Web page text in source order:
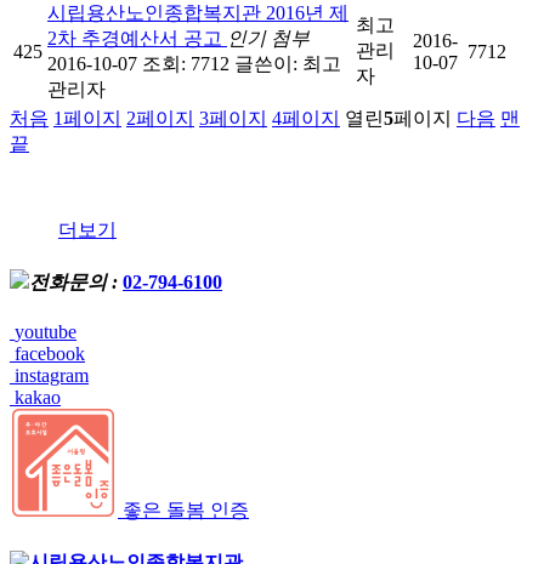
425
시립용산노인종합복지관 2016년 제
2차 추경예산서 공고 인기 첨부
2016-10-07 조회: 7712 글쓴이: 최고
관리자
최고
관리
자
2016-
10-07
7712
처음 1페이지 2페이지 3페이지 4페이지 열린5페이지 다음 맨
끝
더보기
전화문의 : 02-794-6100
youtube
facebook
instagram
kakao
좋은 돌봄 인증